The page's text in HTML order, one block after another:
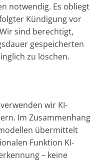
notwendig. Es obliegt
Kündigung vor
sind berechtigt,
gespeicherten
zu löschen.
wir KI-
Im Zusammenhang
übermittelt
Funktion KI-
– keine